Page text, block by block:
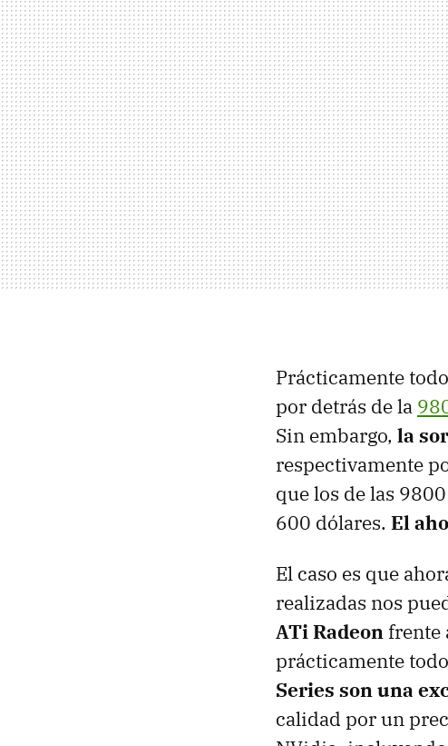
Prácticamente
por detrás de la
Sin embargo, la
respectivamente
que los de las
600 dólares. El
El caso es que
realizadas nos
ATi Radeon frente
prácticamente
Series son una
calidad por un